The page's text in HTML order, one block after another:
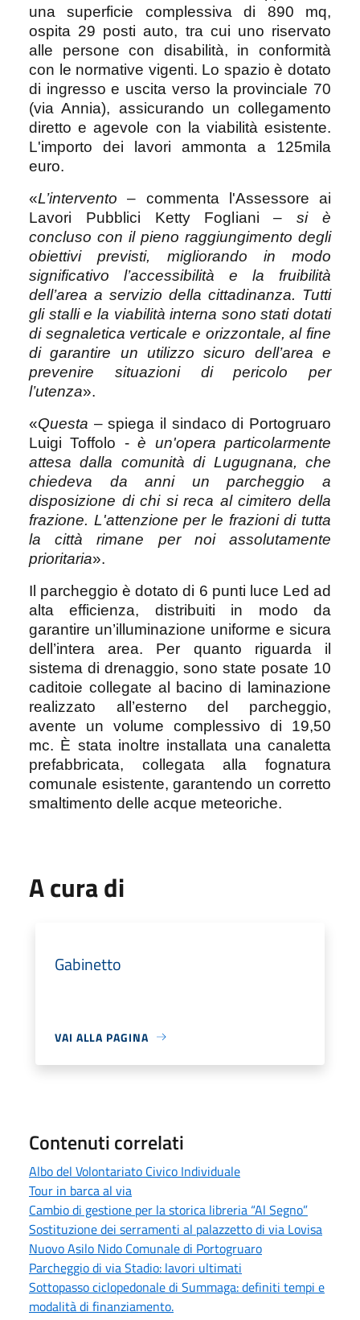
una superficie complessiva di 890 mq,
ospita 29 posti auto, tra cui uno riservato
alle persone con disabilità, in conformità
con le normative vigenti. Lo spazio è dotato
di ingresso e uscita verso la provinciale 70
(via Annia), assicurando un collegamento
diretto e agevole con la viabilità esistente.
L'importo dei lavori ammonta a 125mila
euro.
«L’intervento – commenta l'Assessore ai
Lavori Pubblici Ketty Fogliani –si è
concluso con il pieno raggiungimento degli
obiettivi previsti, migliorando in modo
significativo l’accessibilità e la fruibilità
dell’area a servizio della cittadinanza. Tutti
gli stalli e la viabilità interna sono stati dotati
di segnaletica verticale e orizzontale, al fine
di garantire un utilizzo sicuro dell’area e
prevenire situazioni di pericolo per
l’utenza».
«Questa – spiega il sindaco di Portogruaro
Luigi Toffolo -è un'opera particolarmente
attesa dalla comunità di Lugugnana, che
chiedeva da anni un parcheggio a
disposizione di chi si reca al cimitero della
frazione. L'attenzione per le frazioni di tutta
la città rimane per noi assolutamente
prioritaria».
Il parcheggio è dotato di 6 punti luce Led ad
alta efficienza, distribuiti in modo da
garantire un’illuminazione uniforme e sicura
dell’intera area. Per quanto riguarda il
sistema di drenaggio, sono state posate 10
caditoie collegate al bacino di laminazione
realizzato all’esterno del parcheggio,
avente un volume complessivo di 19,50
mc. È stata inoltre installata una canaletta
prefabbricata, collegata alla fognatura
comunale esistente, garantendo un corretto
smaltimento delle acque meteoriche.
A cura di
Gabinetto
VAI ALLA PAGINA
Contenuti correlati
Albo del Volontariato Civico Individuale
Tour in barca al via
Cambio di gestione per la storica libreria “Al Segno”
Sostituzione dei serramenti al palazzetto di via Lovisa
Nuovo Asilo Nido Comunale di Portogruaro
Parcheggio di via Stadio: lavori ultimati
Sottopasso ciclopedonale di Summaga: definiti tempi e
modalità di finanziamento.